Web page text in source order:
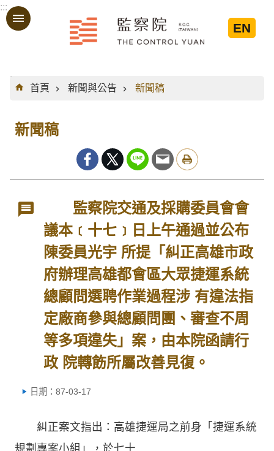
跳到主要內容區塊
:::
EN
:::
首頁
新聞與公告 新聞稿
新聞稿
監察院交通及採購委員會會
議本﹝十七﹞日上午通過並公布
陳委員光宇 所提「糾正高雄市政
府辦理高雄都會區大眾捷運系統
總顧問選聘作業過程涉 有違法指
定廠商參與總顧問團、審查不周
等多項違失」案，由本院函請行
政 院轉飭所屬改善見復。
日期：87-03-17
糾正案文指出：高雄捷運局之前身「捷運系統
規劃專案小組」，於七十